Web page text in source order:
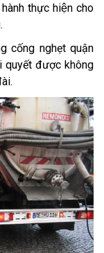
thực hiện cho
cống nghẹt quận
quyết được không